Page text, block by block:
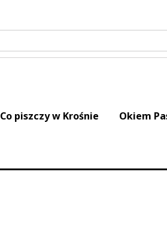
Co piszczy w Krośnie Okiem